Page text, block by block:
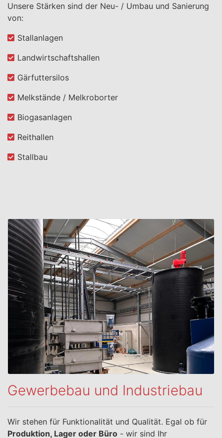
Unsere Stärken sind der Neu- / Umbau und Sanierung
von:
Stallanlagen
Landwirtschaftshallen
Gärfuttersilos
Melkstände / Melkroborter
Biogasanlagen
Reithallen
Stallbau
Gewerbebau und Industriebau
Wir stehen für Funktionalität und Qualität. Egal ob für
Produktion, Lager oder Büro - wir sind Ihr